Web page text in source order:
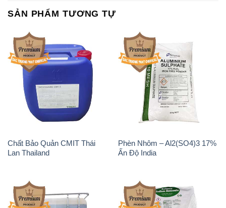
SẢN PHẨM TƯƠNG TỰ
Chất Bảo Quản CMIT Thái
Lan Thailand
Phèn Nhôm – Al2(SO4)3 17%
Ấn Độ India